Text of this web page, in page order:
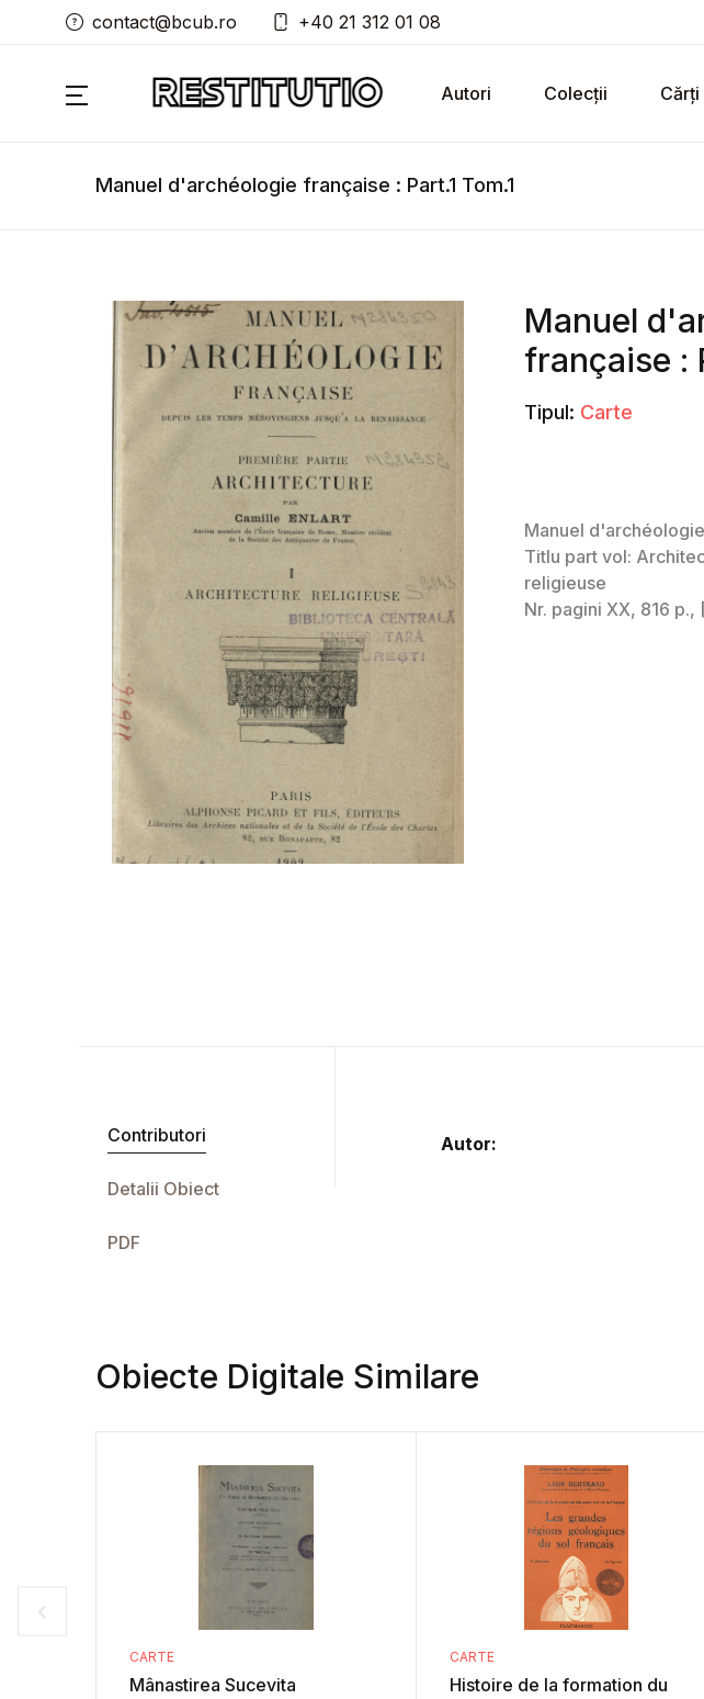
contact@bcub.ro +40 21 312 01 08
Autori Colecții Cărți
Manuel d'archéologie française : Part.1 Tom.1
Manuel
française :
Tipul: Carte
Contributori
Detalii Obiect
PDF
Autor:
Obiecte Digitale Similare
CARTE
Mânastirea Sucevita
CARTE
Histoire de la formation du